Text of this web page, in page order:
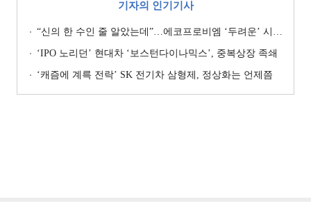
기자의 인기기사
“신의 한 수인 줄 알았는데”…에코프로비엠 ‘두려운’ 시나리오
‘IPO 노리던’ 현대차 ‘보스턴다이나믹스’, 중복상장 족쇄
‘캐즘에 계륵 전락’ SK 전기차 삼형제, 정상화는 언제쯤